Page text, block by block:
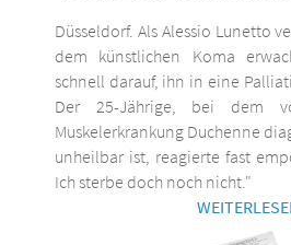
Düsseldorf. Als Alessio Lunetto
dem künstlichen Koma
schnell darauf, ihn in eine
Der 25-Jährige, bei dem
Muskelerkrankung Duchenne
unheilbar ist, reagierte fast
Ich sterbe doch noch nicht."